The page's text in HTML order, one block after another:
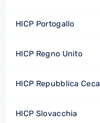
HICP Portogallo
HICP Regno Unito
HICP Repubblica Ceca
HICP Slovacchia